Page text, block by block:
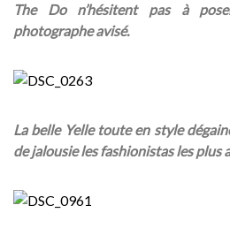
The Do n’hésitent pas à
photographe avisé.
La belle Yelle toute en style
de jalousie les fashionistas les plus